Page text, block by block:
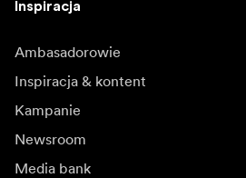
Inspiracja
Ambasadorowie
Inspiracja & kontent
Kampanie
Newsroom
Media bank